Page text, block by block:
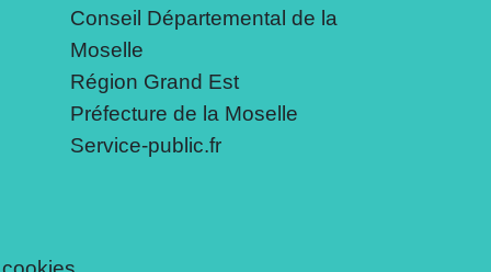
Conseil Départemental de la
Moselle
Région Grand Est
Préfecture de la Moselle
Service-public.fr